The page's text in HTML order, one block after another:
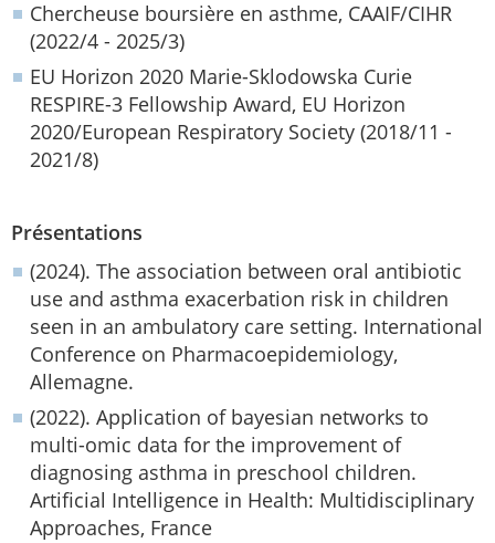
Chercheuse boursière en asthme, CAAIF/CIHR
(2022/4 - 2025/3)
EU Horizon 2020 Marie-Sklodowska Curie
RESPIRE-3 Fellowship Award, EU Horizon
2020/European Respiratory Society (2018/11 -
2021/8)
Présentations
(2024). The association between oral antibiotic
use and asthma exacerbation risk in children
seen in an ambulatory care setting. International
Conference on Pharmacoepidemiology,
Allemagne.
(2022). Application of bayesian networks to
multi-omic data for the improvement of
diagnosing asthma in preschool children.
Artificial Intelligence in Health: Multidisciplinary
Approaches, France